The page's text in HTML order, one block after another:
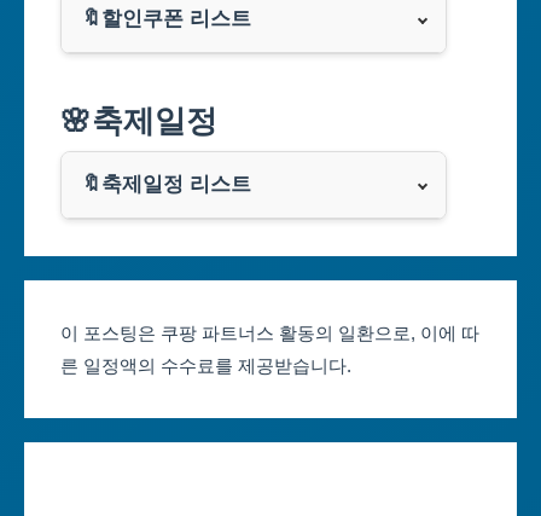
대구광역시
인천광역시
광주광역시
대전광역시
🔖할인쿠폰 리스트
쿠팡
클룩
🌸축제일정
🔖축제일정 리스트
대구축제 일정
인천축제 일정
이 포스팅은 쿠팡 파트너스 활동의 일환으로, 이에 따
른 일정액의 수수료를 제공받습니다.